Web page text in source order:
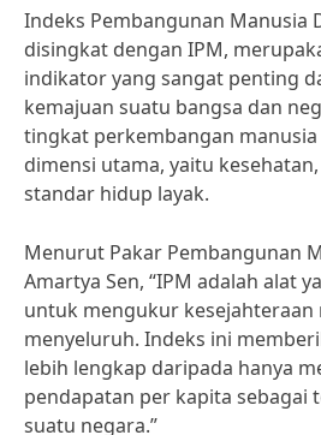
Indeks Pembangunan Manusia
disingkat dengan IPM,
indikator yang sangat penting
kemajuan suatu bangsa dan
tingkat perkembangan
dimensi utama, yaitu
standar hidup layak.
Menurut Pakar Pembangunan
Amartya Sen, “IPM adalah alat
untuk mengukur kesejahteraan
menyeluruh. Indeks ini
lebih lengkap daripada hanya
pendapatan per kapita sebagai
suatu negara.”